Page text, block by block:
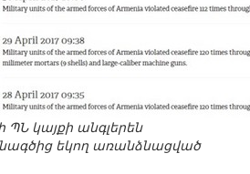
ՊՆ կայքի անգլերեն
եկող առանձնացված